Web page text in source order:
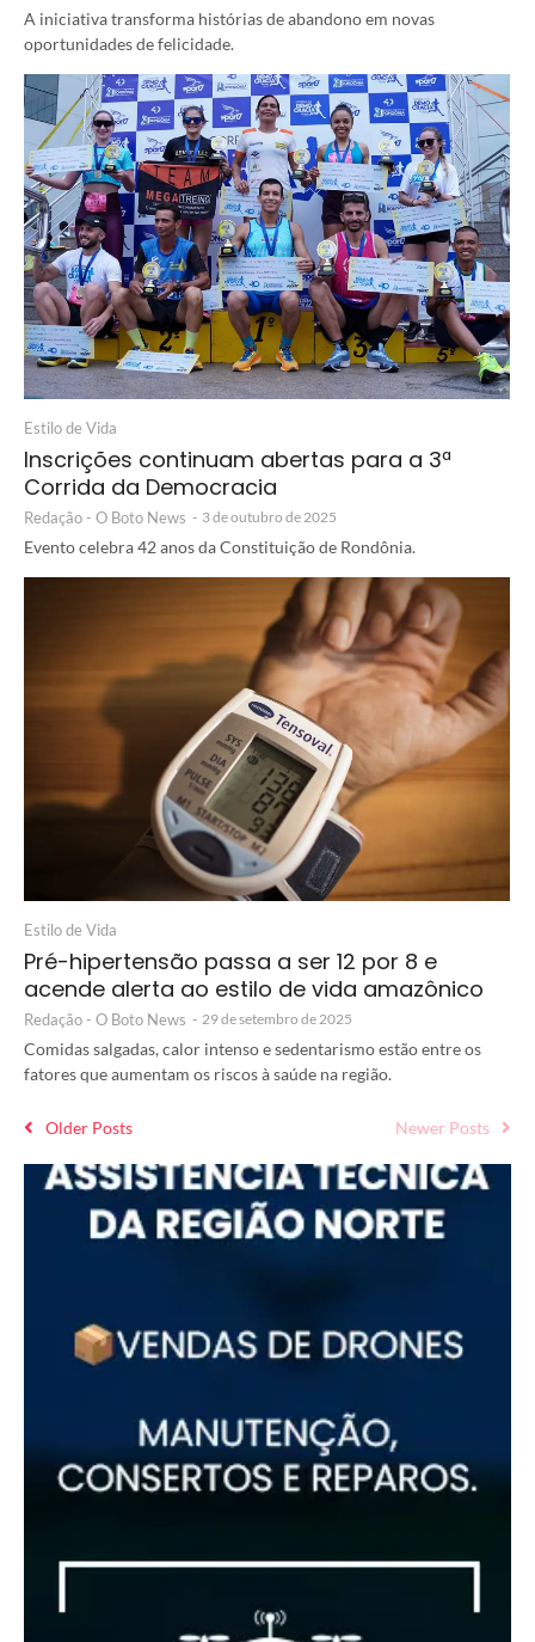
A iniciativa transforma histórias de abandono em novas
oportunidades de felicidade.
Estilo de Vida
Inscrições continuam abertas para a 3ª
Corrida da Democracia
Redação - O Boto News - 3 de outubro de 2025
Evento celebra 42 anos da Constituição de Rondônia.
Estilo de Vida
Pré-hipertensão passa a ser 12 por 8 e
acende alerta ao estilo de vida amazônico
Redação - O Boto News - 29 de setembro de 2025
Comidas salgadas, calor intenso e sedentarismo estão entre os
fatores que aumentam os riscos à saúde na região.
Older Posts Newer Posts